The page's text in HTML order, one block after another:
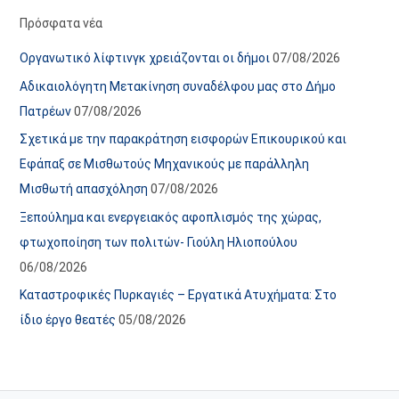
α
ρ
τ
ή
σ
ε
ω
ν
ε
ρ
θ
ρ
ω
ν
ι
σ
τ
ο
χ
ο
Πρόσφατα νέα
Οργανωτικό λίφτινγκ χρειάζονται οι δήμοι07/08/2026
Αδικαιολόγητη Μετακίνηση συναδέλφου μας στο Δήμο
Πατρέων07/08/2026
Σχετικά με την παρακράτηση εισφορών Επικουρικού και
Εφάπαξ σε Μισθωτούς Μηχανικούς με παράλληλη
Μισθωτή απασχόληση 07/08/2026
Ξεπούλημα και ενεργειακός αφοπλισμός της χώρας,
φτωχοποίηση των πολιτών- Γιούλη Ηλιοπούλου
06/08/2026
Καταστροφικές Πυρκαγιές – Εργατικά Ατυχήματα: Στο
ίδιο έργο θεατές 05/08/2026